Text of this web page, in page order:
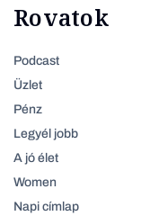
Rovatok
Podcast
Üzlet
Pénz
Legyél jobb
A jó élet
Women
Napi címlap